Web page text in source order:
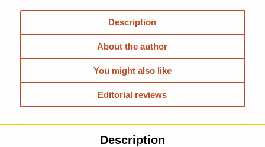
Description
About the author
You might also like
Editorial reviews
Description